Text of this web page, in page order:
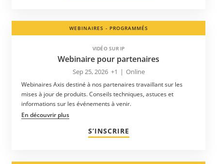
WEBINAIRES - PROGRAMMÉS
VIDÉO SUR IP
Webinaire pour partenaires
Sep 25, 2026 +1 | Online
Webinaires Axis destiné à nos partenaires travaillant sur les
mises à jour de produits. Conseils techniques, astuces et
informations sur les événements à venir.
En découvrir plus
S’INSCRIRE